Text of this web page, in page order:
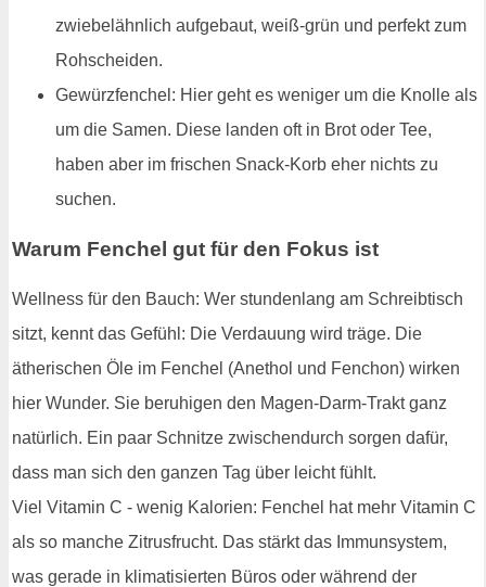
zwiebelähnlich aufgebaut, weiß-grün und perfekt zum
Rohscheiden.
Gewürzfenchel: Hier geht es weniger um die Knolle als
um die Samen. Diese landen oft in Brot oder Tee,
haben aber im frischen Snack-Korb eher nichts zu
suchen.
Warum Fenchel gut für den Fokus ist
Wellness für den Bauch: Wer stundenlang am Schreibtisch
sitzt, kennt das Gefühl: Die Verdauung wird träge. Die
ätherischen Öle im Fenchel (Anethol und Fenchon) wirken
hier Wunder. Sie beruhigen den Magen-Darm-Trakt ganz
natürlich. Ein paar Schnitze zwischendurch sorgen dafür,
dass man sich den ganzen Tag über leicht fühlt.
Viel Vitamin C - wenig Kalorien: Fenchel hat mehr Vitamin C
als so manche Zitrusfrucht. Das stärkt das Immunsystem,
was gerade in klimatisierten Büros oder während der